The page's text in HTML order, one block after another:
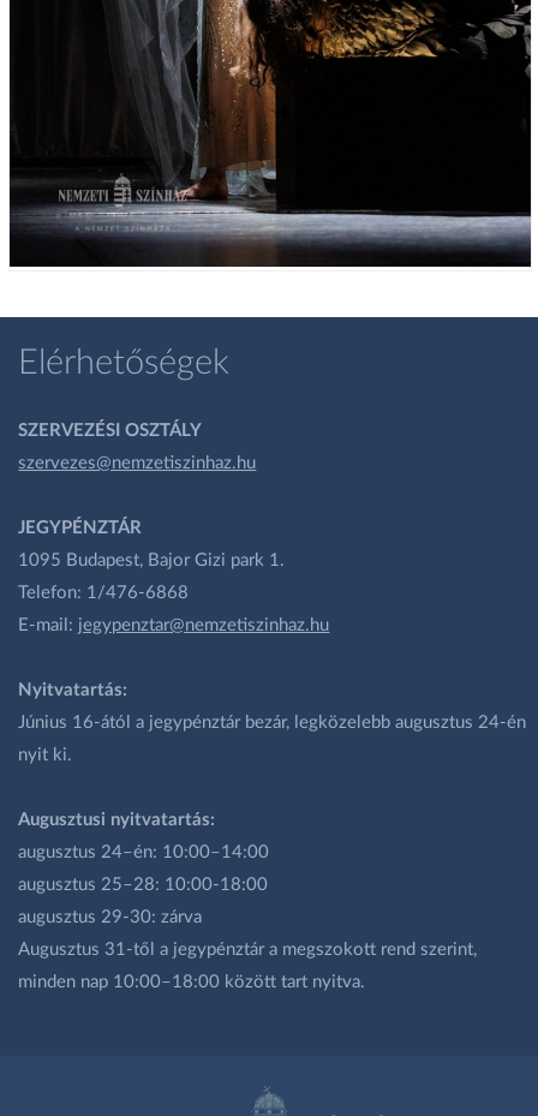
Elérhetőségek
SZERVEZÉSI OSZTÁLY
szervezes@nemzetiszinhaz.hu
JEGYPÉNZTÁR
1095 Budapest, Bajor Gizi park 1.
Telefon: 1/476-6868
E-mail: jegypenztar@nemzetiszinhaz.hu
Nyitvatartás:
Június 16-ától a jegypénztár bezár, legközelebb augusztus 24-én
nyit ki.
Augusztusi nyitvatartás:
augusztus 24–én: 10:00–14:00
augusztus 25–28: 10:00-18:00
augusztus 29-30: zárva
Augusztus 31-től a jegypénztár a megszokott rend szerint,
minden nap 10:00–18:00 között tart nyitva.